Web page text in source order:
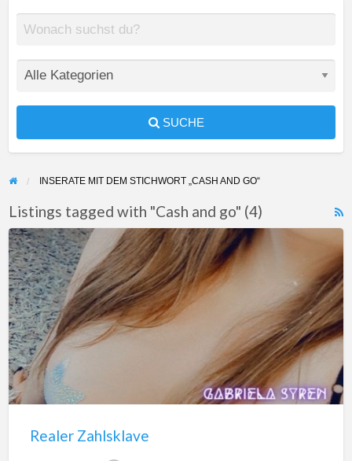
SUCHE
INSERATE MIT DEM STICHWORT „CASH AND GO“
Listings tagged with "Cash and go" (4)
Realer
Zahlsklave
Realer Zahlsklave